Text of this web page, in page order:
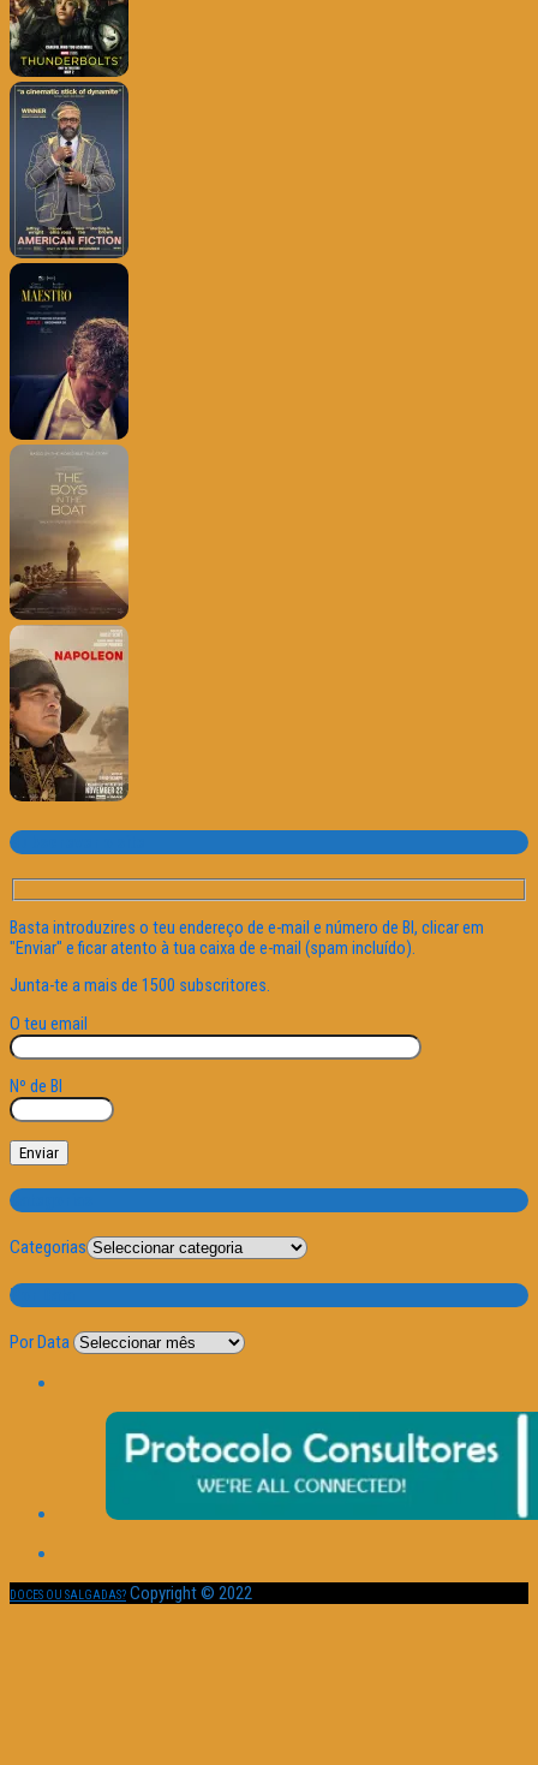
Subscrever o site
Basta introduzires o teu endereço de e-mail e número de BI, clicar em
"Enviar" e ficar atento à tua caixa de e-mail (spam incluído).
Junta-te a mais de 1500 subscritores.
O teu email
Nº de BI
Categorias
Categorias
Por Data
Por Data
DOCES OU SALGADAS? Copyright © 2022